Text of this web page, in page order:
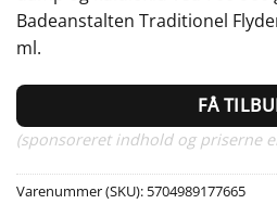
Badeanstalten Traditionel
ml.
FÅ
(sponsoreret indhold og priserne
Varenummer (SKU): 5704989177665